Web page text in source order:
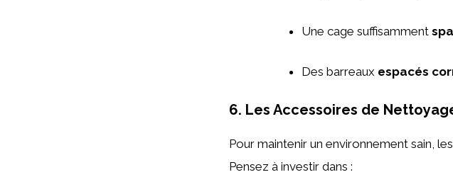
Une cage suffisamment
Des barreaux espacés
6. Les Accessoires de
Pour maintenir un environnement sain, les
Pensez à investir dans :